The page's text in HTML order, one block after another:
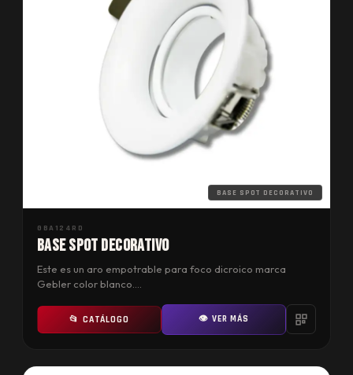
BASE SPOT DECORATIVO
GBA124RD
BASE SPOT DECORATIVO
Este es un aro empotrable para foco dicroico marca
Gebler color blanco.…
📂 CATÁLOGO 👁 VER MÁS